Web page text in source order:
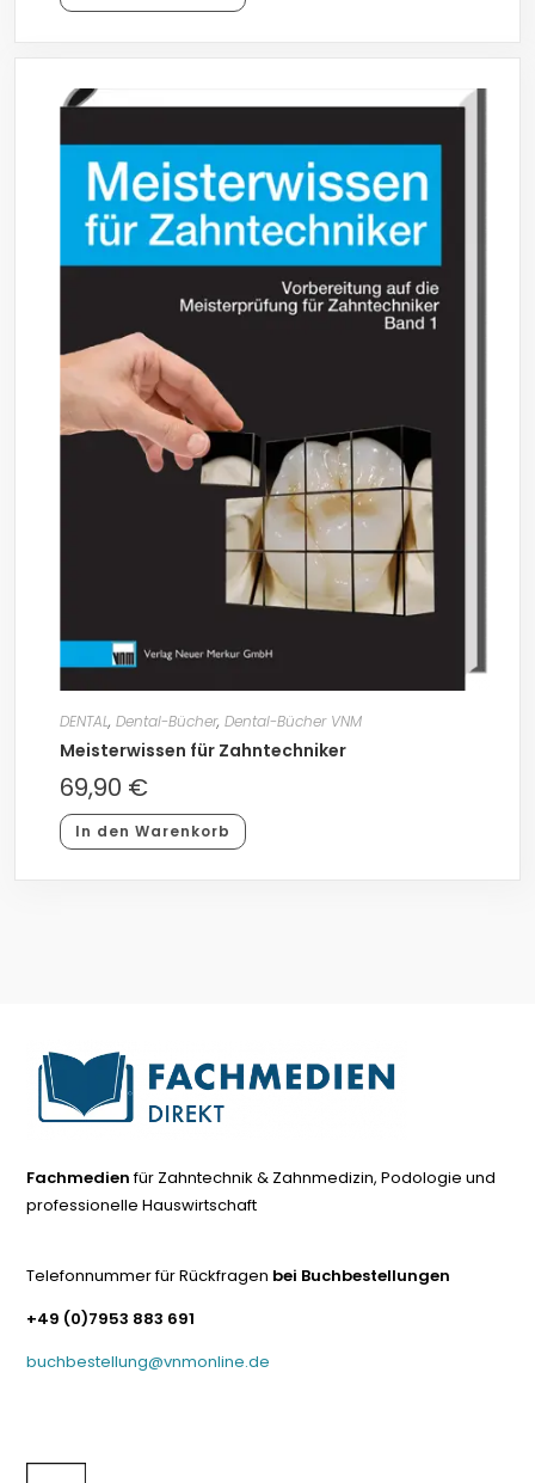
DENTAL, Dental-Bücher, Dental-Bücher VNM
Meisterwissen für Zahntechniker
69,90 €
In den Warenkorb
Fachmedienfür Zahntechnik & Zahnmedizin, Podologie und
professionelle Hauswirtschaft
Telefonnummer für Rückfragen bei Buchbestellungen
+49 (0)7953 883 691
buchbestellung@vnmonline.de